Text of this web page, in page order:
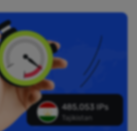
485,053 IPs
Tajikistan